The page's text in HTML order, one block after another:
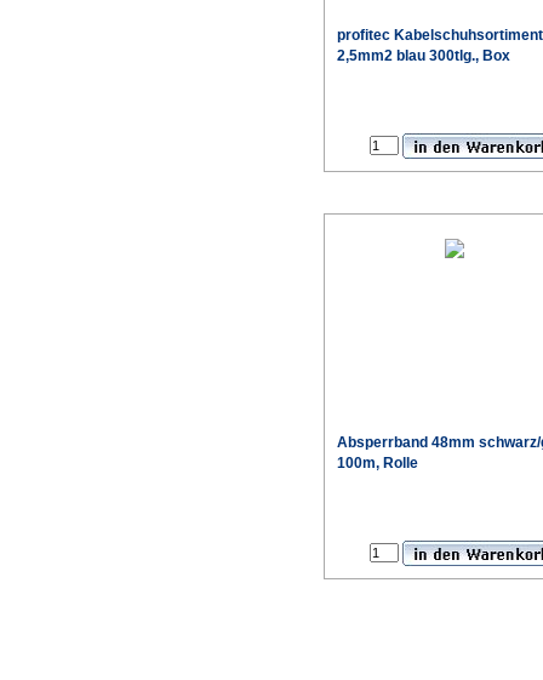
profitec
2,5mm2 blau 300tlg., Box
Absperrband 48mm
100m, Rolle